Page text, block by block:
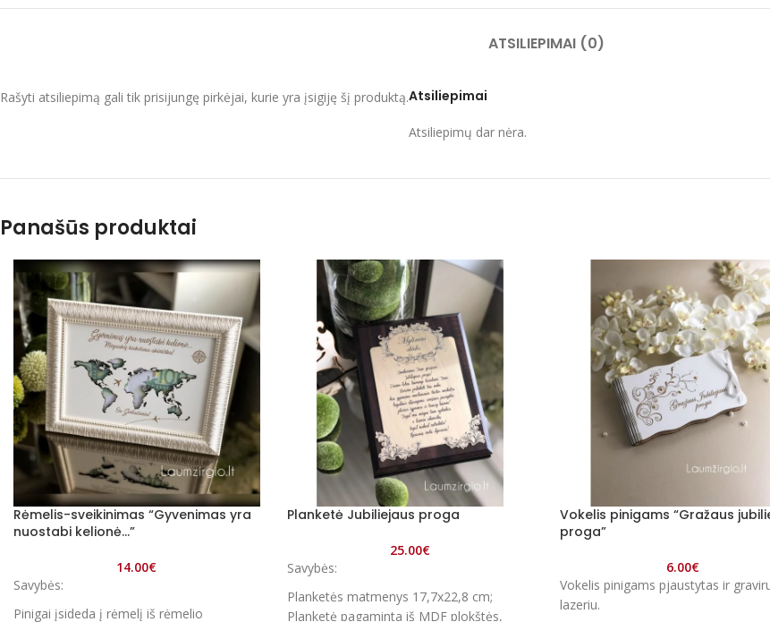
ATSILIEPIMAI (0)
Atsiliepimai
Atsiliepimų dar nėra.
Rašyti atsiliepimą gali tik prisijungę pirkėjai, kurie yra įsigiję šį produktą.
Panašūs produktai
Rėmelis-sveikinimas “Gyvenimas yra
nuostabi kelionė…”
14.00€
Savybės:
Pinigai įsideda į rėmelį iš rėmelio
Planketė Jubiliejaus proga
25.00€
Savybės:
Planketės matmenys 17,7x22,8 cm;
Planketė pagaminta iš MDF plokštės,
Vokelis pinigams “Gražaus
proga”
6.00€
Vokelis pinigams pjaustytas ir
lazeriu.